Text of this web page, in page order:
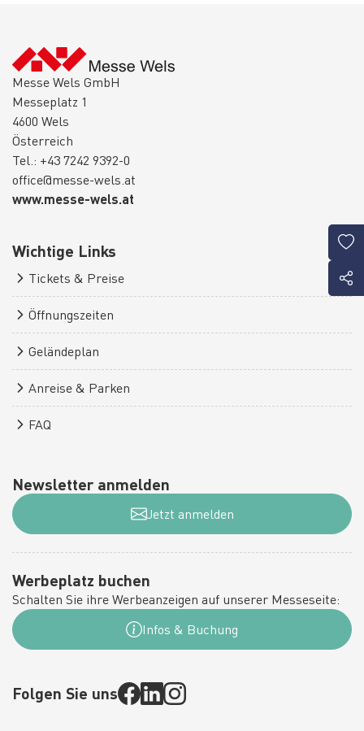
Messe Wels GmbH
Messeplatz 1
4600 Wels
Österreich
Tel.: +43 7242 9392-0
office@messe-wels.at
www.messe-wels.at
Wichtige Links
Tickets & Preise
Öffnungszeiten
Geländeplan
Anreise & Parken
FAQ
Newsletter anmelden
Jetzt anmelden
Werbeplatz buchen
Schalten Sie ihre Werbeanzeigen auf unserer Messeseite:
Infos & Buchung
Folgen Sie uns